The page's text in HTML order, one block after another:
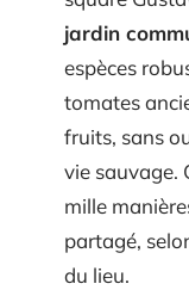
jardin
espèces
tomates
fruits, sans
vie sauvage.
mille
partagé,
du lieu.